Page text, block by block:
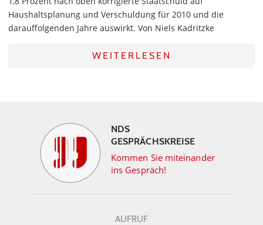
Haushaltsplanung und Verschuldung für 2010 und die
darauffolgenden Jahre auswirkt. Von Niels Kadritzke
WEITERLESEN
NDS
GESPRÄCHSKREISE
Kommen Sie miteinander
ins Gespräch!
AUFRUF